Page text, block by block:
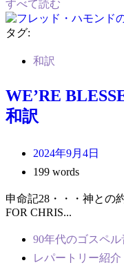
すべて読む
タグ:
和訳
WE’RE
和訳
2024年9月4日
199 words
申命記28・・・神との
FOR CHRIS...
90年代のゴスペル
レパートリー紹介